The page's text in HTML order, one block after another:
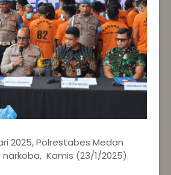
2025, Polrestabes Medan
Kamis (23/1/2025).